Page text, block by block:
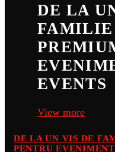
DE LA
EVENTS
View more
DE LA UN VIS DE
PENTRU